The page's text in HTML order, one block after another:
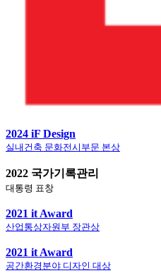
2024 iF Design
실내건축 문화전시부문 본상
2022 국가기록관리
대통령 표창
2021 it Award
산업통상자원부 장관상
2021 it Award
공간환경분야 디자인 대상